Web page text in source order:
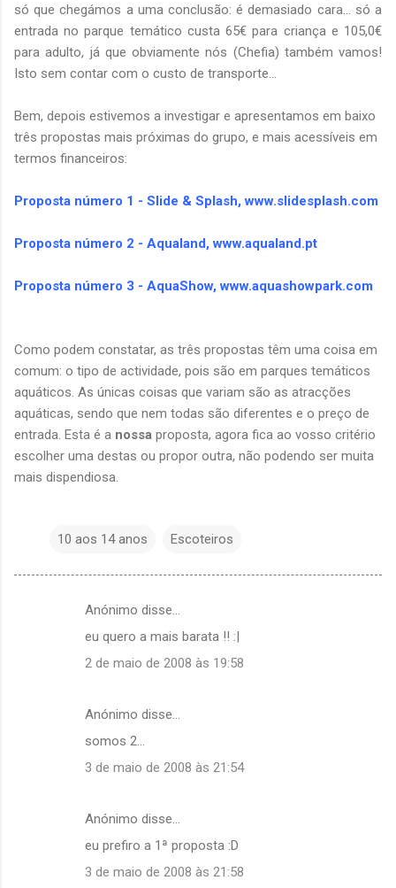
só que chegámos a uma conclusão: é demasiado cara... só a
entrada no parque temático custa 65€ para criança e 105,0€
para adulto, já que obviamente nós (Chefia) também vamos!
Isto sem contar com o custo de transporte...
Bem, depois estivemos a investigar e apresentamos em baixo
três propostas mais próximas do grupo, e mais acessíveis em
termos financeiros:
Proposta número 1 - Slide & Splash, www.slidesplash.com
Proposta número 2 - Aqualand, www.aqualand.pt
Proposta número 3 - AquaShow, www.aquashowpark.com
Como podem constatar, as três propostas têm uma coisa em
comum: o tipo de actividade, pois são em parques temáticos
aquáticos. As únicas coisas que variam são as atracções
aquáticas, sendo que nem todas são diferentes e o preço de
entrada. Esta é a nossa proposta, agora fica ao vosso critério
escolher uma destas ou propor outra, não podendo ser muita
mais dispendiosa.
10 aos 14 anos Escoteiros
Anónimo disse…
eu quero a mais barata !! :|
2 de maio de 2008 às 19:58
Anónimo disse…
somos 2...
3 de maio de 2008 às 21:54
Anónimo disse…
eu prefiro a 1ª proposta :D
3 de maio de 2008 às 21:58